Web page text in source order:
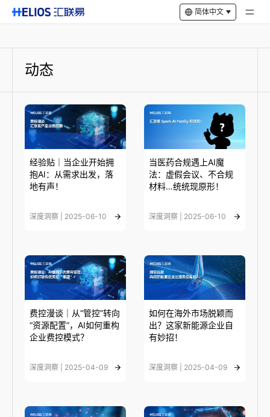
简体中文
动态
经验贴｜当企业开始拥
抱AI：从需求出发，落
地有声！
深度洞察 | 2025-06-10
当医药合规遇上AI魔
法：虚假会议、不合规
材料…统统现原形！
深度洞察 | 2025-06-10
费控漫谈｜从“管控”转向
“资源配置”，AI如何重构
企业费控模式？
深度洞察 | 2025-04-09
如何在海外市场脱颖而
出？这家新能源企业自
有妙招！
深度洞察 | 2025-04-09